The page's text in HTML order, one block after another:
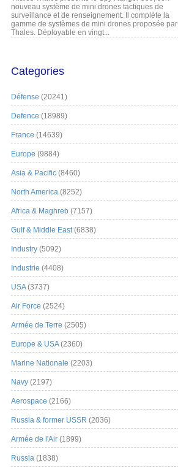
nouveau système de mini drones tactiques de
surveillance et de renseignement. Il complète la
gamme de systèmes de mini drones proposée par
Thales. Déployable en vingt...
Categories
Défense (20241)
Defence (18989)
France (14639)
Europe (9884)
Asia & Pacific (8460)
North America (8252)
Africa & Maghreb (7157)
Gulf & Middle East(6838)
Industry (5092)
Industrie (4408)
USA(3737)
Air Force (2524)
Armée de Terre (2505)
Europe & USA(2360)
Marine Nationale (2203)
Navy (2197)
Aerospace (2166)
Russia & former USSR (2036)
Armée de l'Air (1899)
Russia (1838)